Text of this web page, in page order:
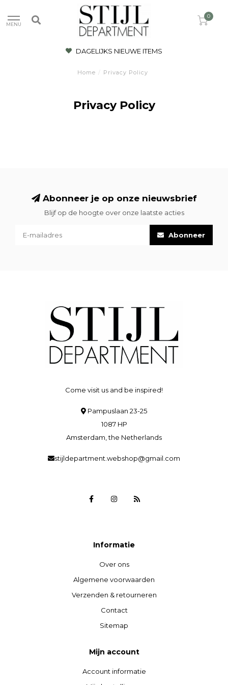
MENU
0
DAGELIJKS NIEUWE ITEMS
Home / Privacy Policy
Privacy Policy
Abonneer je op onze nieuwsbrief
Blijf op de hoogte over onze laatste acties
Abonneer
Come visit us and be inspired!
Pampuslaan 23-25
1087 HP
Amsterdam, the Netherlands
stijldepartment.webshop@gmail.com
Informatie
Over ons
Algemene voorwaarden
Verzenden & retourneren
Contact
Sitemap
Mijn account
Account informatie